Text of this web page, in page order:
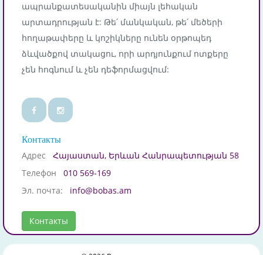
ապրանքատեսականին միայն լեհական
արտադրության է: Թե՛ մանկական, թե՛ մեծերի
հողաթափերը և կոշիկները ունեն օրթոպեդ
ձևվածքով տակացու, որի արդյունքում ոտքերը
չեն հոգնում և չեն դեֆորմացվում:
Контакты
Адрес
Հայաստան, Երևան Հանրապետության 58
Телефон
010 569-169
Эл. почта:
info@bobas.am
Контакты